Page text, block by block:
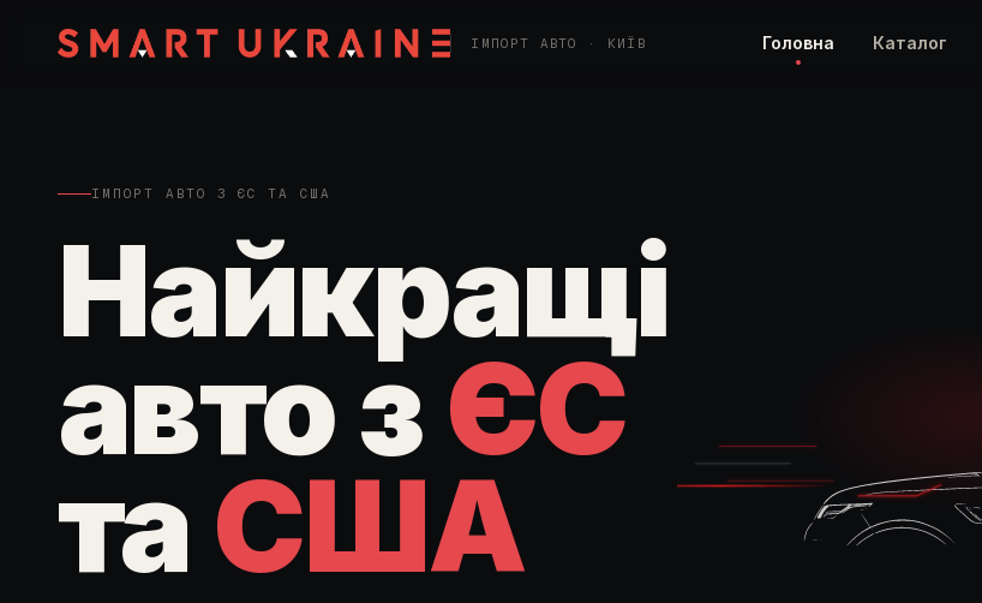
ІМПОРТ АВТО · КИЇВ Головна Каталог
ІМПОРТ АВТО З ЄС ТА США
Найкращі
авто зЄС
таСША